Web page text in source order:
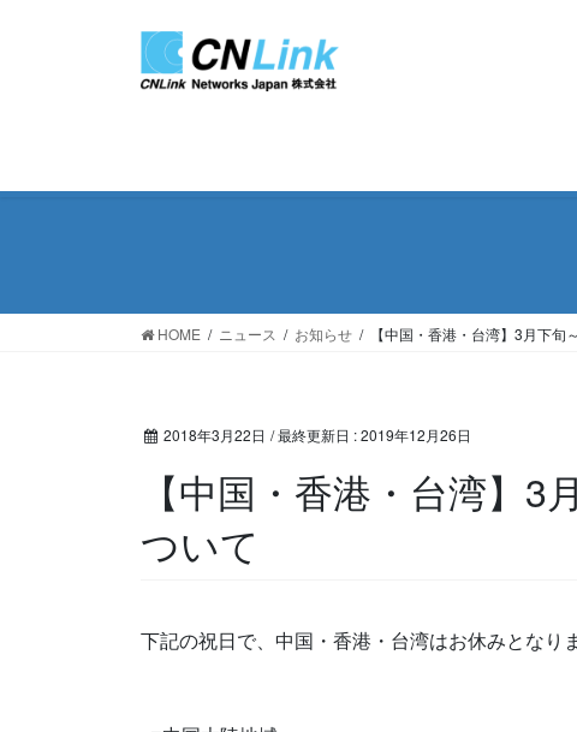
移
ン
HOME ニュース お知らせ 【中国・香港・台湾】3月下旬
2018年3月22日 / 最終更新日 :2019年12月26日
【中国・香港・台湾】
ついて
下記の祝日で、中国・香港・台湾はお休みとなりま